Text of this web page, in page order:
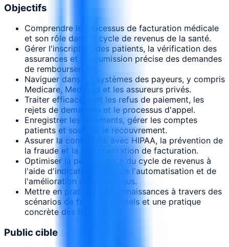
Objectifs
Comprendre le processus de facturation médicale
et son rôle dans le cycle de revenus de la santé.
Gérer l'inscription des patients, la vérification des
assurances et la soumission précise des demandes
de remboursement.
Naviguer dans les systèmes des payeurs, y compris
Medicare, Medicaid et les assureurs privés.
Traiter efficacement les refus de paiement, les
rejets de demandes et le processus d'appel.
Enregistrer les paiements, gérer les comptes
patients et soutenir le recouvrement.
Assurer la conformité avec HIPAA, la prévention de
la fraude et la réglementation de facturation.
Optimiser la performance du cycle de revenus à
l'aide d'indicateurs clés, de l'automatisation et de
l'amélioration des processus.
Mettre en pratique les connaissances à travers des
scénarios de facturation réels et une pratique
concrète des logiciels.
Public cible